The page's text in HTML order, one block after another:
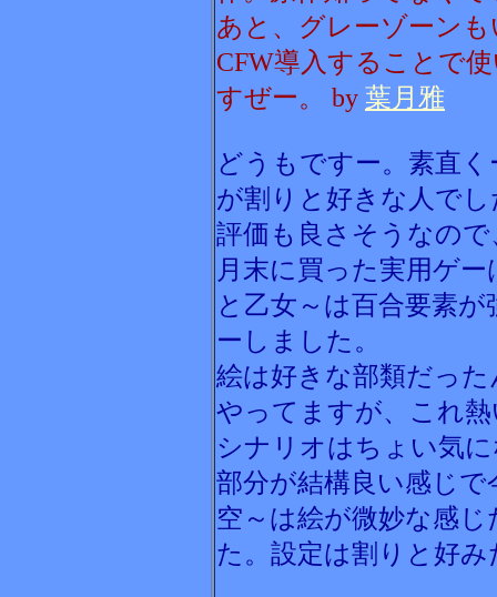
あと、グレーゾーン
CFW導入することで
すぜー。 by 葉月雅
どうもですー。素直
が割りと好きな人でし
評価も良さそうなの
月末に買った実用ゲ
と乙女～は百合要素
ーしました。
絵は好きな部類だっ
やってますが、これ
シナリオはちょい気
部分が結構良い感じ
空～は絵が微妙な感
た。設定は割りと好